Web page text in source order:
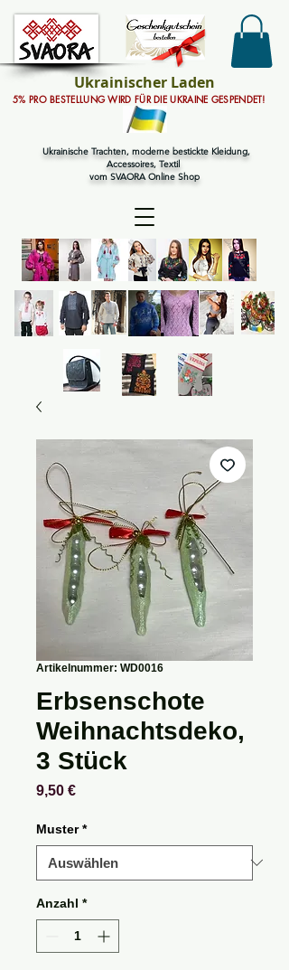
Ukrainische Trachten, moderne bestickte Kleidung,
Accessoires, Textil
vom SVAORA Online Shop
5% PRO BESTELLUNG WIRD FÜR DIE UKRAINE GESPENDET!
Ukrainischer Laden
Artikelnummer: WD0016
Erbsenschote
Weihnachtsdeko,
3 Stück
9,50 €Preis
Muster *
Anzahl *